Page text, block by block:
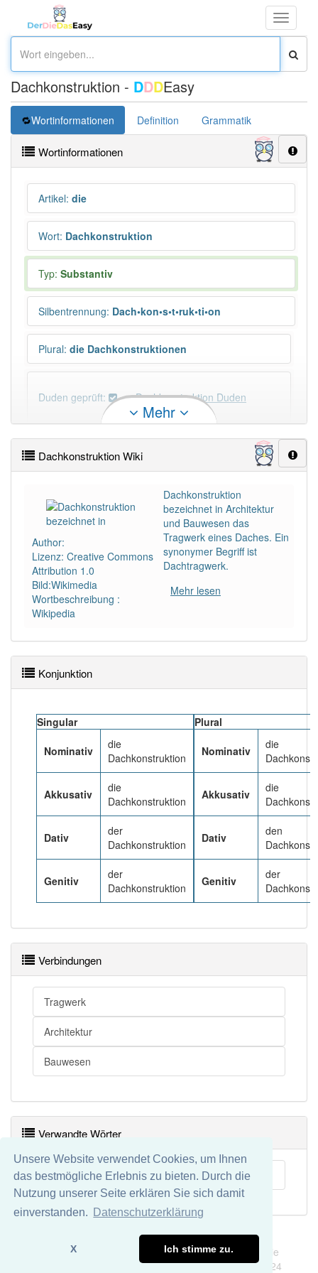
Unsere Website verwendet Cookies, um Ihnen
das bestmögliche Erlebnis zu bieten. Durch die
Nutzung unserer Seite erklären Sie sich damit
einverstanden.
Datenschutzerklärung
X Ich stimme zu.
Toggle
Dachkonstruktion - DDDEasy
Wortinformationen Definition Grammatik
Wortinformationen
Artikel: die
Wort: Dachkonstruktion
Typ: Substantiv
Silbentrennung: Dach•kon•s•t•ruk•ti•on
Plural: die Dachkonstruktionen
Duden geprüft: Dachkonstruktion Duden
×
Wörter, die mit "-ion" enden, haben fast immer
DER:
Beispiele
DIE:2 809
DAS:114Ausnahmen Beispiele
Häufigkeit: 4 von 10
Wörter mit Endung
einem anderen Artikeldie: 0
98% unserer Spielapp-Nutzer haben den Artikel
Mehr
Dachkonstruktion Wiki
Author:
Lizenz: Creative Commons
Attribution 1.0
Bild:Wikimedia
Wortbeschreibung :
Wikipedia
Dachkonstruktion
bezeichnet in Architektur
und Bauwesen das
Tragwerk eines Daches. Ein
synonymer Begriff ist
Dachtragwerk.
Mehr lesen
Konjunktion
Singular
Nominativ
die
Dachkonstruktion
Akkusativ
die
Dachkonstruktion
Dativ
der
Dachkonstruktion
Genitiv
der
Dachkonstruktion
Plural
Nominativ
die
Akkusativ
die
Dativ
den
Genitiv
der
Verbindungen
Tragwerk
Architektur
Bauwesen
Verwandte Wörter
Aluminiumdachkonstruktion
Datenschutz
Wir übernehmen keine Garantie und keine Haftung für die
Richtigkeit und Vollständigkeit dieser Seite. DDDEasy 2024